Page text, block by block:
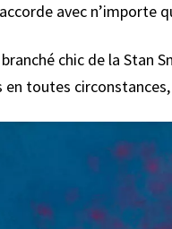
avec
chic de la Stan
toutes